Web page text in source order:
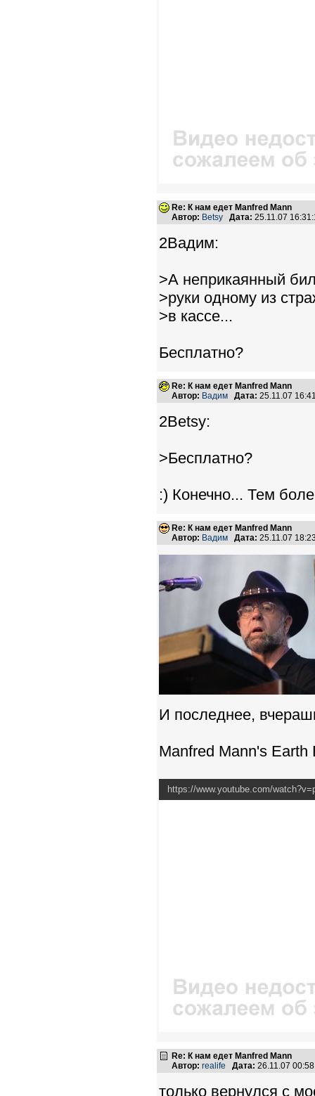
Re: К нам едет Manfred Mann
Автор: Betsy Дата: 25.11.07
2Вадим:
>А неприкаянный
>руки одному из
>в кассе...
Бесплатно?
Re: К нам едет Manfred Mann
Автор: Вадим Дата: 25.11.07
2Betsy:
>Бесплатно?
:) Конечно... Тем
Re: К нам едет Manfred Mann
Автор: Вадим Дата: 25.11.07
И последнее,
Manfred Mann's
https://www.youtube.com/
Re: К нам едет Manfred Mann
Автор: realife Дата: 26.11.07
только вернулся с